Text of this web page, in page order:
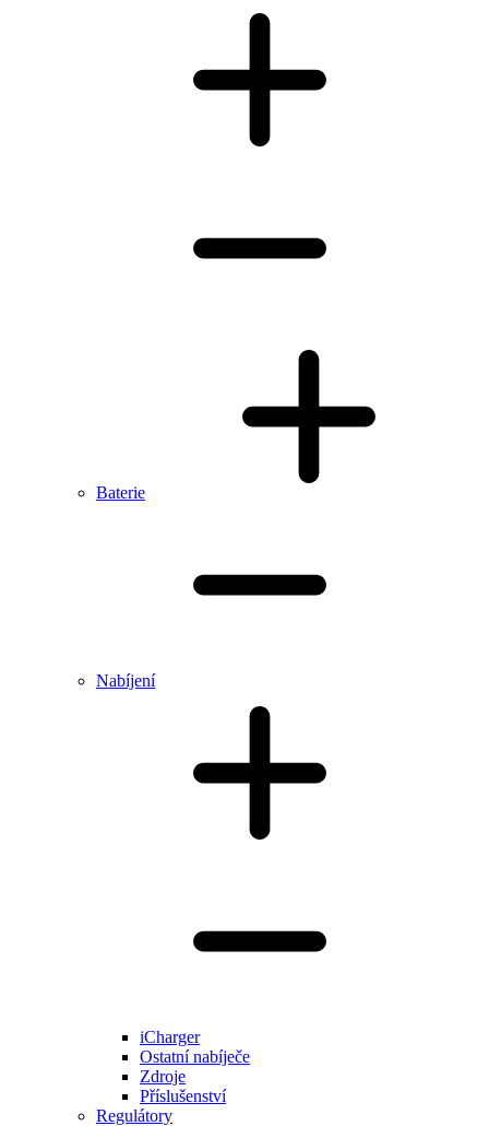
Baterie
Nabíjení
iCharger
Ostatní nabíječe
Zdroje
Příslušenství
Regulátory